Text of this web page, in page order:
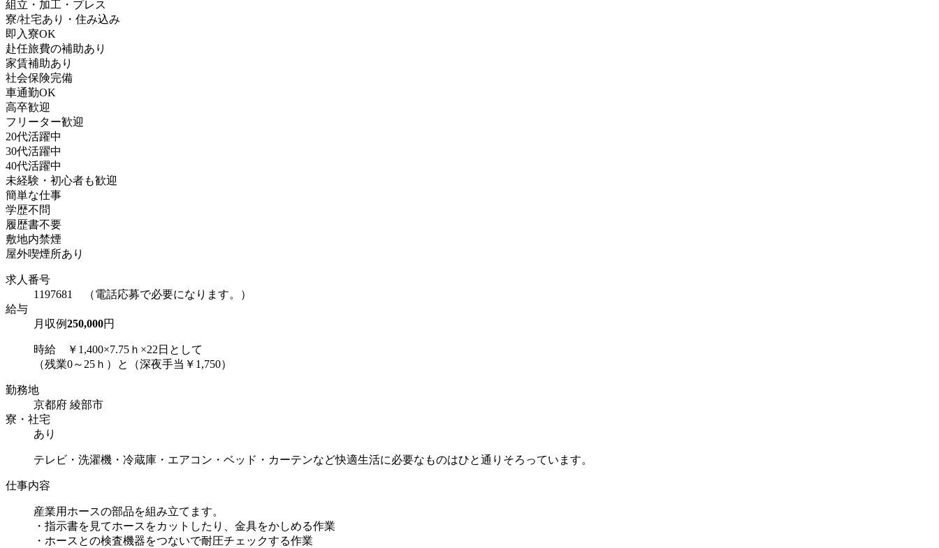
組立・加工・プレス
寮/社宅あり・住み込み
即入寮OK
赴任旅費の補助あり
家賃補助あり
社会保険完備
車通勤OK
高卒歓迎
フリーター歓迎
20代活躍中
30代活躍中
40代活躍中
未経験・初心者も歓迎
簡単な仕事
学歴不問
履歴書不要
敷地内禁煙
屋外喫煙所あり
求人番号
1197681 （電話応募で必要になります。）
給与
月収例250,000円
時給 ￥1,400×7.75ｈ×22日として
（残業0～25ｈ）と（深夜手当￥1,750）
勤務地
京都府 綾部市
寮・社宅
あり
テレビ・洗濯機・冷蔵庫・エアコン・ベッド・カーテンなど快適生活に必要なものはひと通りそろっています。
仕事内容
産業用ホースの部品を組み立てます。
・指示書を見てホースをカットしたり、金具をかしめる作業
・ホースとの検査機器をつないで耐圧チェックする作業